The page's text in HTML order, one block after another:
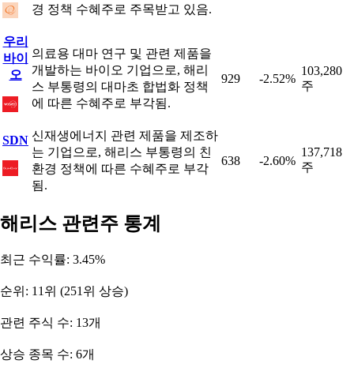
경 정책 수혜주로 주목받고 있음.
우리
바이
오
의료용 대마 연구 및 관련 제품을
개발하는 바이오 기업으로, 해리
스 부통령의 대마초 합법화 정책
에 따른 수혜주로 부각됨.
929 -2.52%
103,280
주
SDN 신재생에너지 관련 제품을 제조하
는 기업으로, 해리스 부통령의 친
환경 정책에 따른 수혜주로 부각
됨.
638 -2.60%
137,718
주
해리스 관련주 통계
최근 수익률: 3.45%
순위: 11위 (251위 상승)
관련 주식 수: 13개
상승 종목 수: 6개